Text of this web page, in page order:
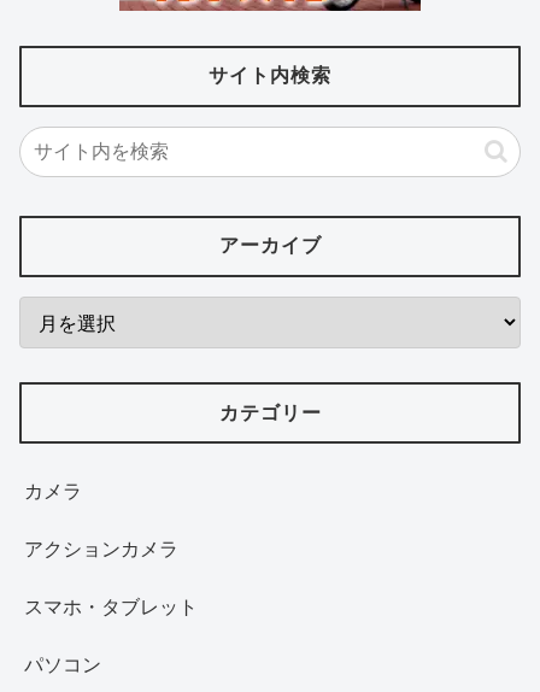
サイト内検索
アーカイブ
カテゴリー
カメラ
アクションカメラ
スマホ・タブレット
パソコン